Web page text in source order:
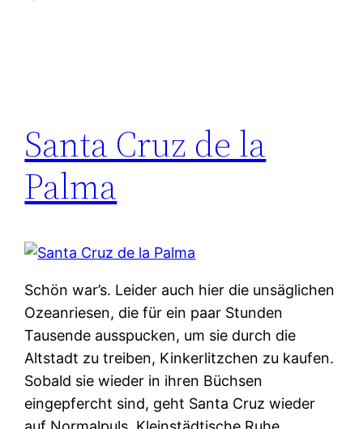
Santa Cruz de la
Palma
Schön war’s. Leider auch hier die unsäglichen
Ozeanriesen, die für ein paar Stunden
Tausende ausspucken, um sie durch die
Altstadt zu treiben, Kin­ker­litz­chen zu kaufen.
Sobald sie wieder in ihren Büchsen
eingepfercht sind, geht Santa Cruz wieder